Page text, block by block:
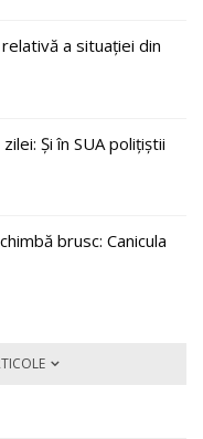
a situației din
Și în SUA polițiștii
brusc: Canicula